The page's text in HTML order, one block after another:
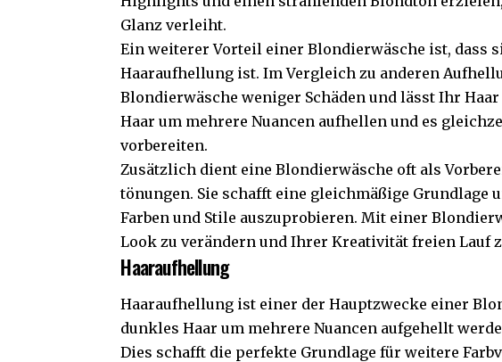
Glanz verleiht.
Ein weiterer Vorteil einer Blondierwäsche ist, dass
Haaraufhellung ist. Im Vergleich zu anderen
Blondierwäsche weniger Schäden und lässt Ihr
Haar um mehrere Nuancen aufhellen und es
vorbereiten.
Zusätzlich dient eine Blondierwäsche oft als
tönungen. Sie schafft eine gleichmäßige Grundlage
Farben und Stile auszuprobieren. Mit einer
Look zu verändern und Ihrer Kreativität freien Lauf
Haaraufhellung
Haaraufhellung ist einer der Hauptzwecke einer
dunkles Haar um mehrere Nuancen aufgehellt
Dies schafft die perfekte Grundlage für weitere